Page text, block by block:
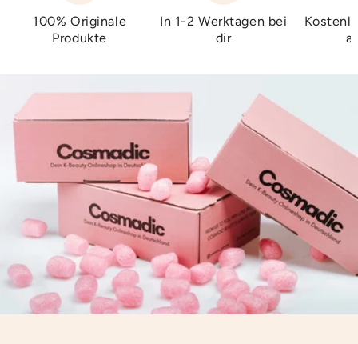
100% Originale
Produkte
In 1-2 Werktagen bei
dir